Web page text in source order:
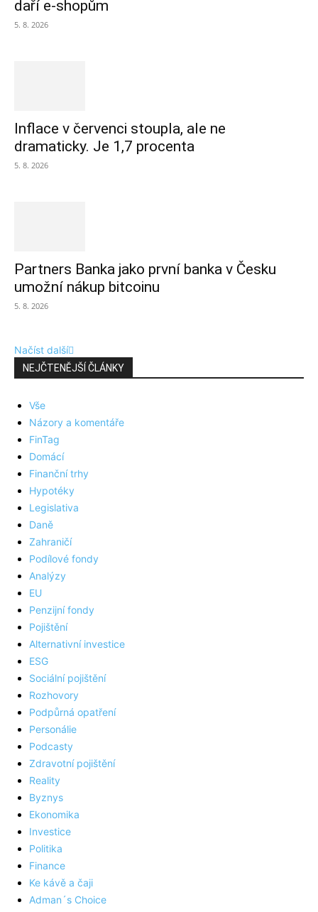
daří e-shopům
5. 8. 2026
Inflace v červenci stoupla, ale ne
dramaticky. Je 1,7 procenta
5. 8. 2026
Partners Banka jako první banka v Česku
umožní nákup bitcoinu
5. 8. 2026
Načíst další
NEJČTENĚJŠÍ ČLÁNKY
Vše
Názory a komentáře
FinTag
Domácí
Finanční trhy
Hypotéky
Legislativa
Daně
Zahraničí
Podílové fondy
Analýzy
EU
Penzijní fondy
Pojištění
Alternativní investice
ESG
Sociální pojištění
Rozhovory
Podpůrná opatření
Personálie
Podcasty
Zdravotní pojištění
Reality
Byznys
Ekonomika
Investice
Politika
Finance
Ke kávě a čaji
Adman´s Choice